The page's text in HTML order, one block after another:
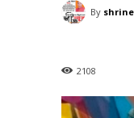
By
2108